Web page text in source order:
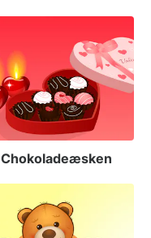
Chokoladeæsken